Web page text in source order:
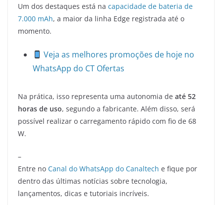
Um dos destaques está na capacidade de bateria de
7.000 mAh, a maior da linha Edge registrada até o
momento.
Veja as melhores promoções de hoje no
WhatsApp do CT Ofertas
Na prática, isso representa uma autonomia de até 52
horas de uso, segundo a fabricante. Além disso, será
possível realizar o carregamento rápido com fio de 68
W.
–
Entre no Canal do WhatsApp do Canaltech e fique por
dentro das últimas notícias sobre tecnologia,
lançamentos, dicas e tutoriais incríveis.